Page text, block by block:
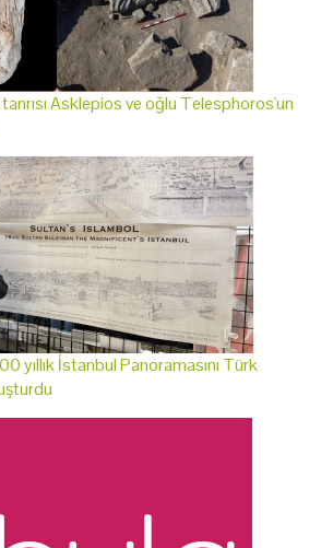
Asklepios ve oğlu Telesphoros'un
yıllık İstanbul Panoramasını Türk